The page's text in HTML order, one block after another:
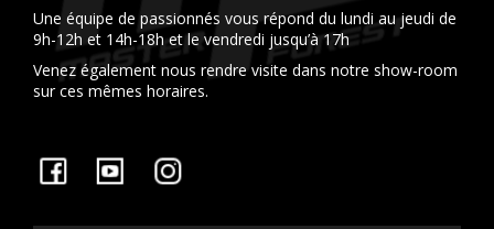
Une équipe de passionnés vous répond du lundi au jeudi de
9h-12h et 14h-18h et le vendredi jusqu’à 17h
Venez également nous rendre visite dans notre show-room
sur ces mêmes horaires.
Facebook YouTube